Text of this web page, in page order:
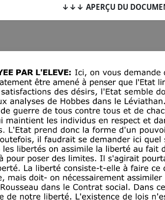
↓↓↓ APERÇU DU